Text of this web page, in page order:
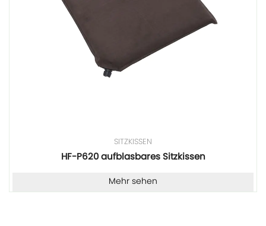
SITZKISSEN
HF-P620 aufblasbares Sitzkissen
Mehr sehen